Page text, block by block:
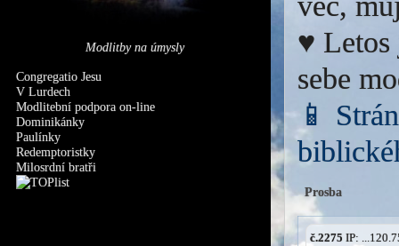
Modlitby na úmysly
Congregatio Jesu
V Lurdech
Modlitební podpora on-line
Dominikánky
Paulínky
Redemptoristky
Milosrdní bratři
♥ Letos
sebe
📱
Prosba
č.2275 IP: